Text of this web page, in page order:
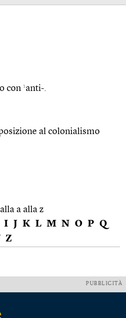
con 1anti-.
al colonialismo
a alla z
I J K L M N O P Q
Z
PUBBLICITÀ